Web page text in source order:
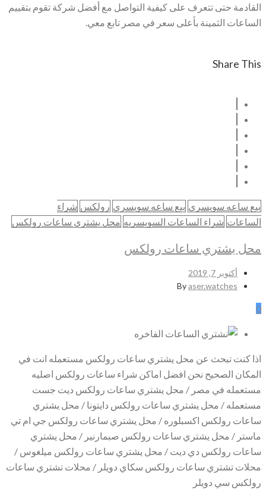
القادمة حتى تتعرف على كيفية التواصل مع أفضل شركة تقوم بتقييم
الساعات الثمينة بأعلى سعر في مصر تابع معي.
Share This
بيع ساعه سويسري بيع ساعه سويسري رولكس شراء
الساعات شراء الساعات السويسريه محل يشتري ساعات رولكس
محل يشتري ساعات رولكس
أكتوبر 7, 2019
Byaser.watches
0
اذا كنت تبحث عن محل يشتري ساعات رولكس مستعمله انت في
المكان الصحيح نحن افضل اماكن شراء ساعات رولكس اصليه
مستعمله في مصر / محل يشتري ساعات رولكس ديت جست
مستعمله / محل يشتري ساعات رولكس دايتونا / محل يشتري
ساعات رولكس اكسبلوره / محل يشتري ساعات رولكس جي ام تي
ماستر / محل يشتري ساعات رولكس صبمارنير / محل يشتري
ساعات رولكس دي ديت / محل يشتري ساعات رولكس ميلغوس /
محلات تشتري ساعات رولكس سكاي دويلر / محلات تشتري ساعات
رولكس سي دويلر